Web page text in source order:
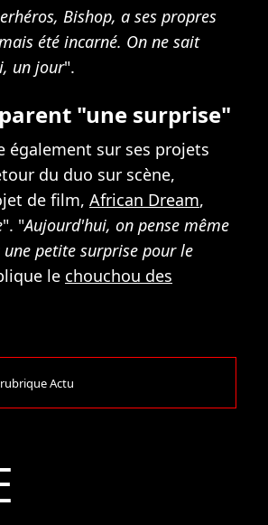
Bishop, a ses propres
été incarné. On ne sait
un jour".
"une surprise"
également sur ses projets
du duo sur scène,
de film, African Dream,
". "Aujourd'hui, on pense même
petite surprise pour le
le chouchou des
Actu